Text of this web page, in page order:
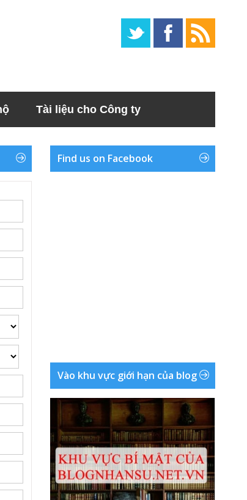
Tài liệu cho Công ty
Find us on Facebook
Vào khu vực giới hạn của blog